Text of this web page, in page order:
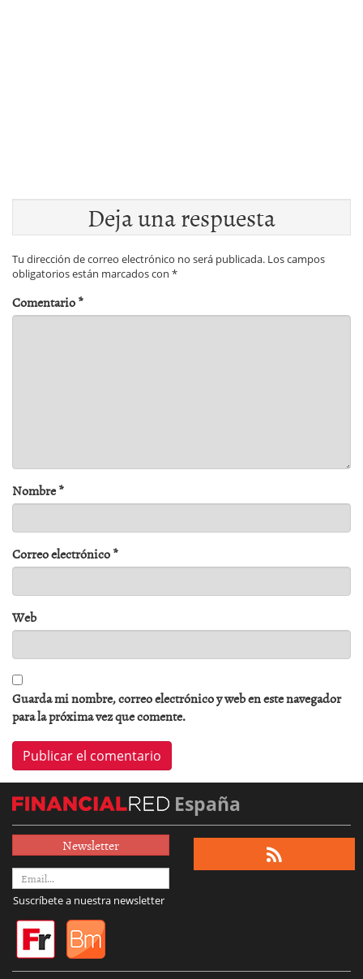
Deja una respuesta
Tu dirección de correo electrónico no será publicada. Los campos
obligatorios están marcados con *
Comentario*
Nombre*
Correo electrónico*
Web
Guarda mi nombre, correo electrónico y web en este navegador
para la próxima vez que comente.
España
Newsletter
Suscríbete a nuestra newsletter